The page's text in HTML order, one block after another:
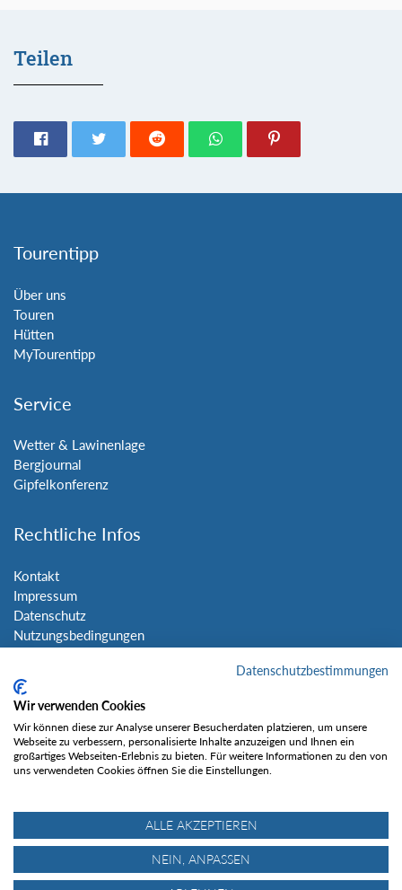
Teilen
Tourentipp
Über uns
Touren
Hütten
MyTourentipp
Service
Wetter & Lawinenlage
Bergjournal
Gipfelkonferenz
Rechtliche Infos
Kontakt
Impressum
Datenschutz
Nutzungsbedingungen
Social Media
Gefällt mir
Datenschutzbestimmungen
Wir verwenden Cookies
Wir können diese zur Analyse unserer Besucherdaten platzieren, um unsere
Webseite zu verbessern, personalisierte Inhalte anzuzeigen und Ihnen ein
großartiges Webseiten-Erlebnis zu bieten. Für weitere Informationen zu den von
uns verwendeten Cookies öffnen Sie die Einstellungen.
ALLE AKZEPTIEREN
NEIN, ANPASSEN